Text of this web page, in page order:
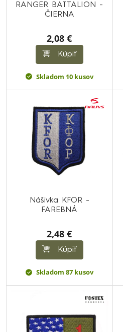
RANGER BATTALION -
ČIERNA
2,08 €
Kúpiť
Skladom 10 kusov
Nášivka KFOR -
FAREBNÁ
2,48 €
Kúpiť
Skladom 87 kusov